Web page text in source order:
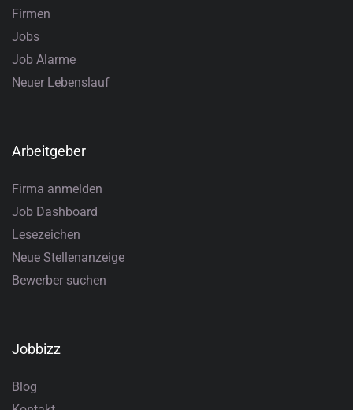
Firmen
Jobs
Job Alarme
Neuer Lebenslauf
Arbeitgeber
Firma anmelden
Job Dashboard
Lesezeichen
Neue Stellenanzeige
Bewerber suchen
Jobbizz
Blog